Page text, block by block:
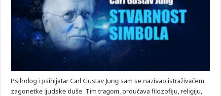
Psiholog i psihijatar Carl Gustav Jung sam se nazivao istraživačem
zagonetke ljudske duše. Tim tragom, proučava filozofiju, religiju,